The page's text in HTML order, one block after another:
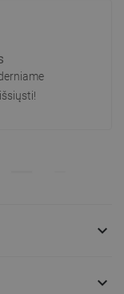

